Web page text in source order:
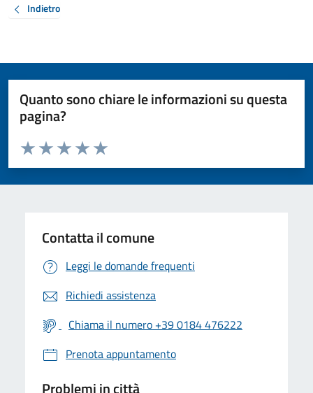
Indietro
Quanto sono chiare le informazioni su questa
pagina?
Valuta da 1 a 5 stelle la pagina
Valuta 5 stelle su 5
Valuta 4 stelle su 5
Valuta 3 stelle su 5
Valuta 2 stelle su 5
Valuta 1 stelle su 5
Contatta il comune
Leggi le domande frequenti
Richiedi assistenza
Chiama il numero +39 0184 476222
Prenota appuntamento
Problemi in città